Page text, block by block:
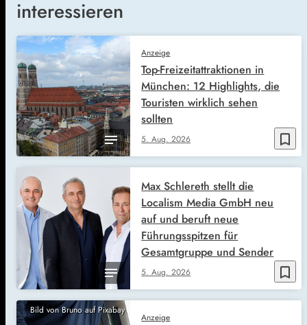
interessieren
bookmark_border
Anzeige
5. Aug. 2026
Top-Freizeitattraktionen in
München: 12 Highlights, die
Touristen wirklich sehen
sollten
bookmark_border
5. Aug. 2026
Max Schlereth stellt die
Localism Media GmbH neu
auf und beruft neue
Führungsspitzen für
Gesamtgruppe und Sender
Bild von Bruno auf Pixabay
Anzeige